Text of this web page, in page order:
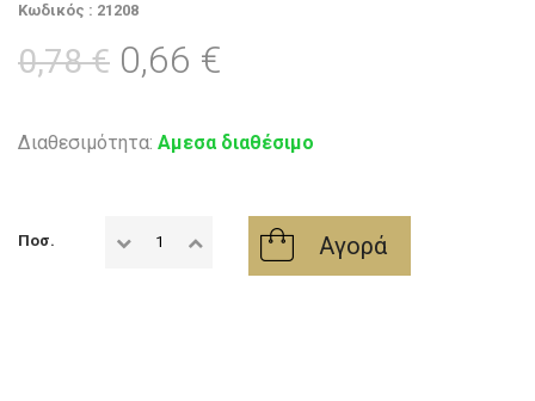
Κωδικός : 21208
0,78 € 0,66 €
Διαθεσιμότητα: Αμεσα διαθέσιμο
Ποσ. Αγορά